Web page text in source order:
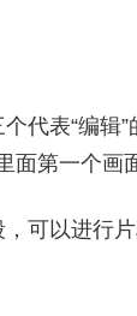
代表“编辑
面第一个画
可以进行